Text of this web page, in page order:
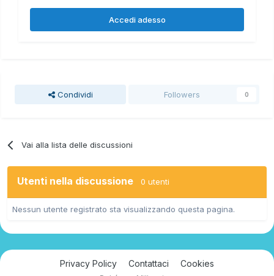
Accedi adesso
Condividi Followers 0
Vai alla lista delle discussioni
Utenti nella discussione 0 utenti
Nessun utente registrato sta visualizzando questa pagina.
Privacy Policy Contattaci Cookies